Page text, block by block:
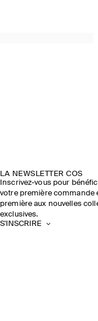
LA NEWSLETTER COS
Inscrivez-vous pour
votre première commande
première aux nouvelles
exclusives.
S'INSCRIRE